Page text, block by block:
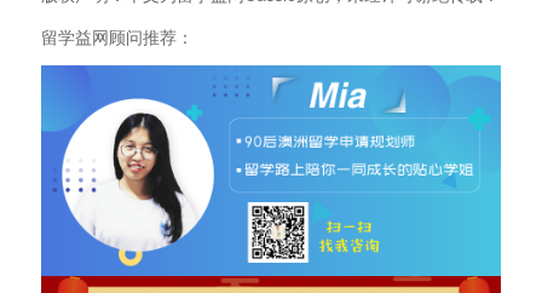
留学益网顾问推荐：